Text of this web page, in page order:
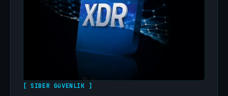
[ SIBER GüVENLIK ]